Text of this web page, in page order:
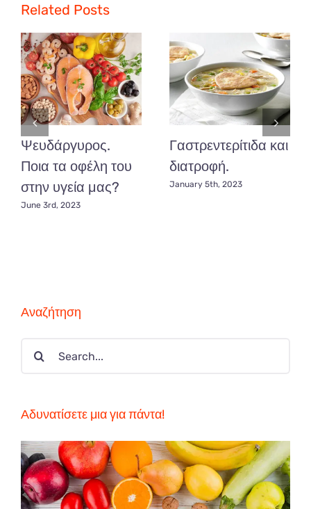
με
την
παχυσαρκία
και
ανησυχεί
ειδικούς;
Related Posts
Ψευδάργυρος.
Ποια τα οφέλη του
στην υγεία μας?
June 3rd, 2023
Γαστρεντερίτιδα και
διατροφή.
January 5th, 2023
Αναζήτηση
Search
Αδυνατίσετε μια για πάντα!